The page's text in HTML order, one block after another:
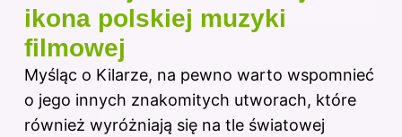
ikona polskiej muzyki
filmowej
Myśląc o Kilarze, na pewno warto wspomnieć
o jego innych znakomitych utworach, które
również wyróżniają się na tle światowej